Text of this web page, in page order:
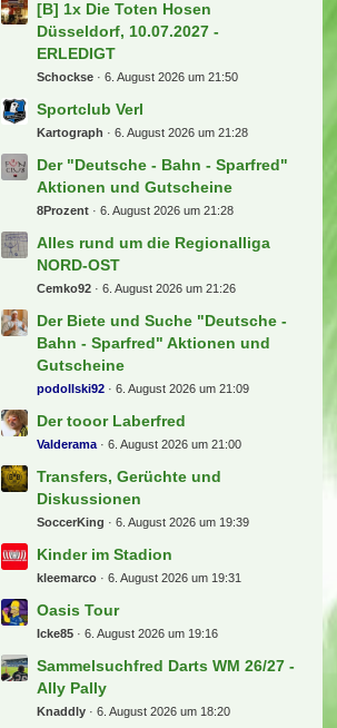
Letzte Beiträge
Bundesliga - Spieltagsgelaber
7. August 2026 um 00:37
Tickets für die Premier League +++
1. FC Köln
Sh1v0r 6. August 2026 um 22:21
[B] 1x Die Toten Hosen
Düsseldorf, 10.07.2027 -
6. August 2026 um 21:50
Sportclub Verl
Der "Deutsche - Bahn - Sparfred"
NORD-OST
Cemko92 6. August 2026 um 21:26